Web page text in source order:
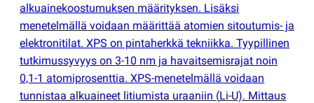
alkuainekoostumuksen määrityksen. Lisäksi
menetelmällä voidaan määrittää atomien sitoutumis- ja
elektronitilat. XPS on pintaherkkä tekniikka. Tyypillinen
tutkimussyvyys on 3-10 nm ja havaitsemisrajat noin
0,1-1 atomiprosenttia. XPS-menetelmällä voidaan
tunnistaa alkuaineet litiumista uraaniin (Li-U). Mittaus